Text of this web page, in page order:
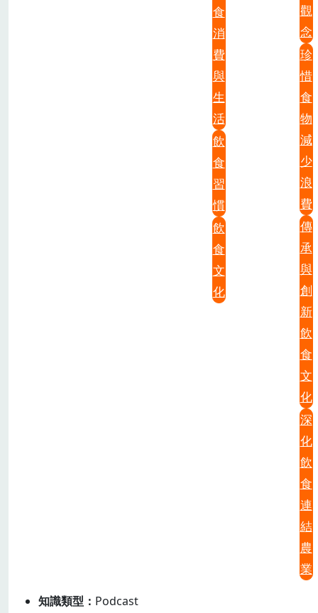
食
消
費
與
生
活
飲
食
習
慣
飲
食
文
化
觀
念
珍
惜
食
物
減
少
浪
費
傳
承
與
創
新
飲
食
文
化
深
化
飲
食
連
結
農
業
知識類型 Podcast